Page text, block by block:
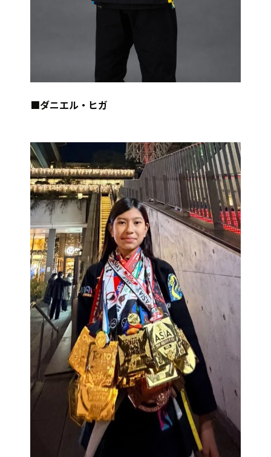
■ダニエル・ヒガ